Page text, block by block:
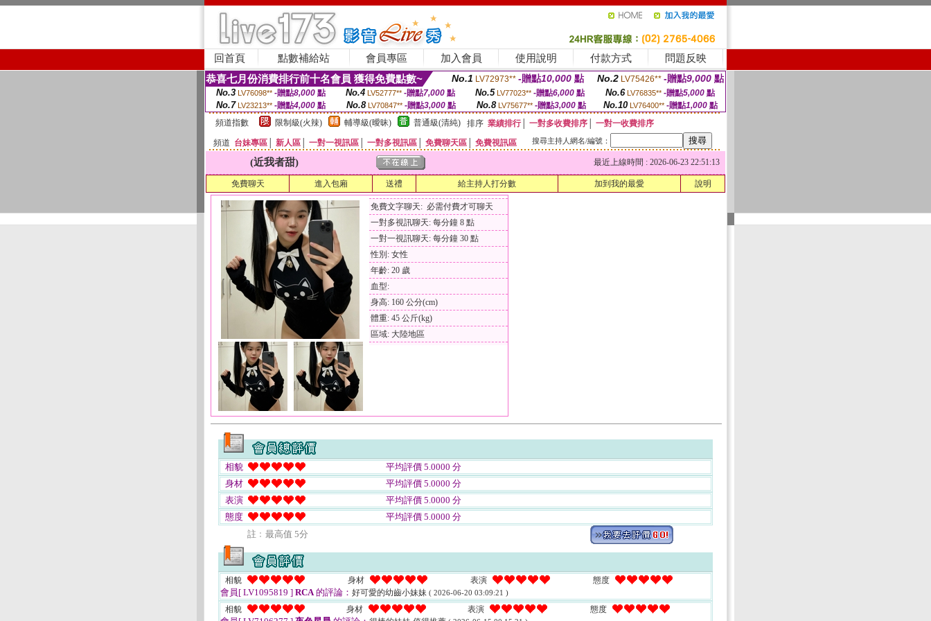
回首頁 點數補給站 會員專區 加入會員 使用說明 付款方式 問題反映
恭喜七月份消費排行前十名會員 獲得免費點數~ No.1 LV72973** -贈點10,000 點 No.2 LV75426** -贈點9,000 點
No.3 LV76098** -贈點8,000點 No.4 LV52777** -贈點7,000點 No.5 LV77023** -贈點6,000點 No.6 LV76835** -贈點5,000點
No.7 LV23213** -贈點4,000 點 No.8 LV70847** -贈點3,000 點 No.8 LV75677** -贈點3,000點 No.10 LV76400** -贈點1,000 點
頻道指數
限制級(火辣) 輔導級(曖昧) 普通級(清純) 排序 業績排行│ 一對多收費排序
一對一收費排序
頻道 台妹專區 新人區 一對一視訊區 一對多視訊區 免費聊天區 免費視訊區 搜尋主持人網名/編號：
(近我者甜) 最近上線時間 : 2026-06-23 22:51:13
免費聊天 進入包廂 送禮 給主持人打分數 加到我的最愛 說明
免費文字聊天: 必需付費才可聊天
一對多視訊聊天: 每分鐘 8 點
一對一視訊聊天: 每分鐘 30 點
性別: 女性
年齡: 20 歲
血型:
身高: 160 公分(cm)
體重: 45 公斤(kg)
區域: 大陸地區
相貌
平均評價 5.0000 分
身材
平均評價 5.0000 分
表演
平均評價 5.0000 分
態度
平均評價 5.0000 分
註﹕最高值 5分
相貌 身材 表演 態度
會員[ LV1095819 ] RCA的評論： 好可愛的幼齒小妹妹 ( 2026-06-20 03:09:21 )
相貌 身材 表演 態度